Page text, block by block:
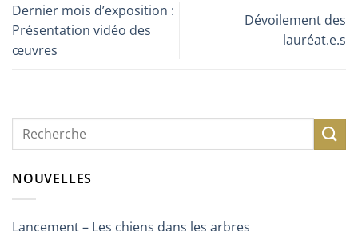
Dernier mois d’exposition :
Présentation vidéo des
œuvres
Dévoilement des
lauréat.e.s
NOUVELLES
Lancement – Les chiens dans les arbres